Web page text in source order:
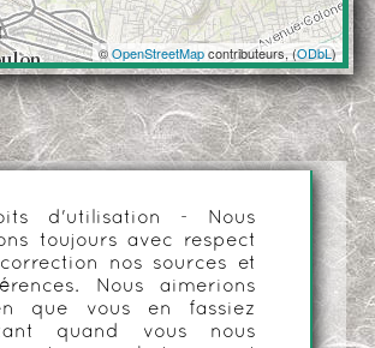
©OpenStreetMapcontributeurs, (ODbL)
d'utilisation - Nous
toujours avec respect
nos sources et
Nous aimerions
que vous en fassiez
quand vous nous